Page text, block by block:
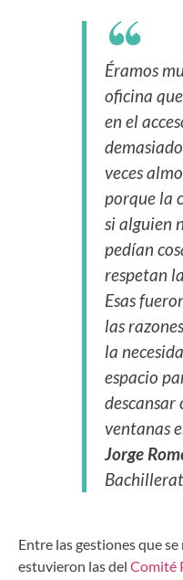
Éramos
oficina
en el
veces
porque la
si alguien
pedían
respetan
Esas
las
la
espacio
ventanas
Jorge
Entre las gestiones que
estuvieron las del Comité